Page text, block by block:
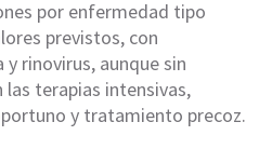
por enfermedad tipo
previstos, con
rinovirus, aunque sin
terapias intensivas,
y tratamiento precoz.